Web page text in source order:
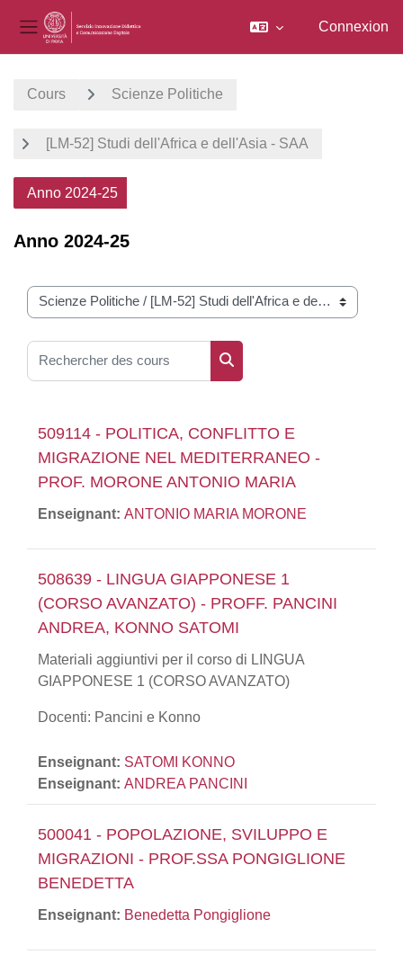
Panneau latéral
Connexion
Cours Scienze Politiche
[LM-52] Studi dell'Africa e dell'Asia - SAA
Anno 2024-25
Anno 2024-25
Catégories de cours
Rechercher des cours
Rechercher des cours
509114 - POLITICA, CONFLITTO E
MIGRAZIONE NEL MEDITERRANEO -
PROF. MORONE ANTONIO MARIA
Enseignant: ANTONIO MARIA MORONE
508639 - LINGUA GIAPPONESE 1
(CORSO AVANZATO) - PROFF. PANCINI
ANDREA, KONNO SATOMI
Materiali aggiuntivi per il corso di LINGUA
GIAPPONESE 1 (CORSO AVANZATO)
Docenti: Pancini e Konno
Enseignant: SATOMI KONNO
Enseignant: ANDREA PANCINI
500041 - POPOLAZIONE, SVILUPPO E
MIGRAZIONI - PROF.SSA PONGIGLIONE
BENEDETTA
Enseignant: Benedetta Pongiglione